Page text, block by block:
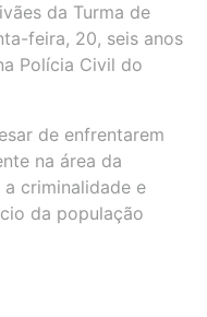
da Turma de
feira, 20, seis anos
Polícia Civil do
de enfrentarem
na área da
criminalidade e
da população